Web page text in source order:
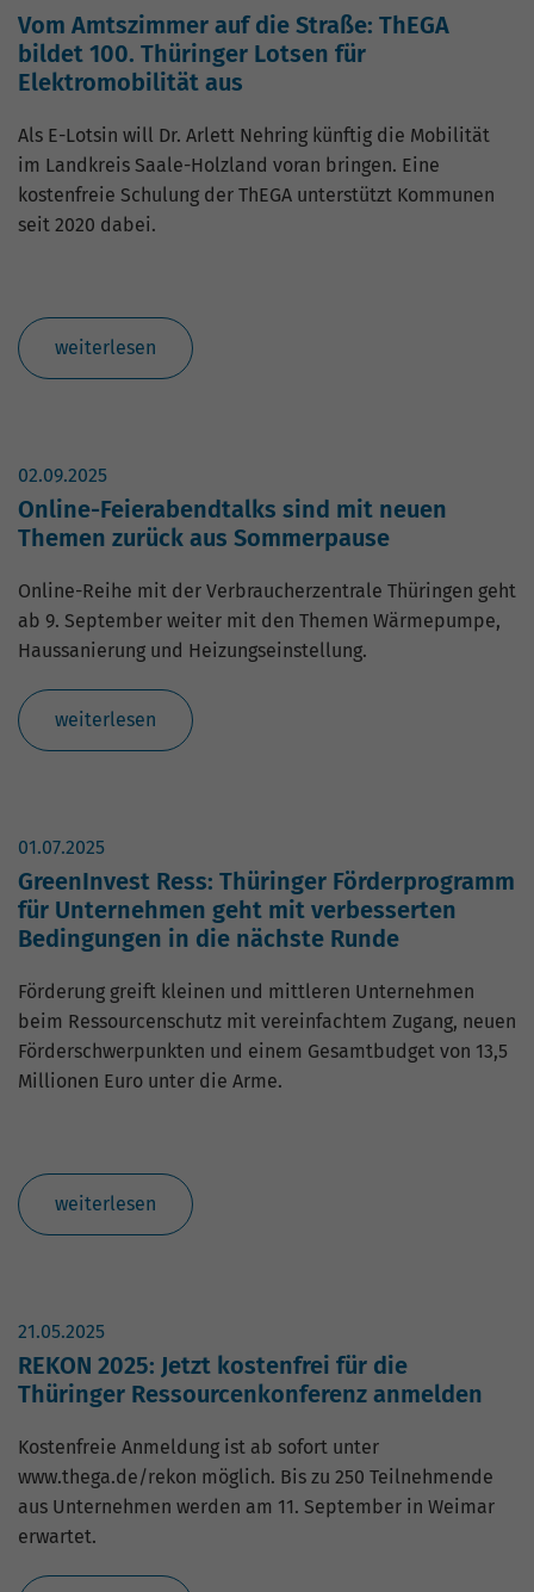
Vom Amtszimmer auf die Straße: ThEGA
bildet 100. Thüringer Lotsen für
Elektromobilität aus
Als E-Lotsin will Dr. Arlett Nehring künftig die Mobilität
im Landkreis Saale-Holzland voran bringen. Eine
kostenfreie Schulung der ThEGA unterstützt Kommunen
seit 2020 dabei.
weiterlesen
02.09.2025
Online-Feierabendtalks sind mit neuen
Themen zurück aus Sommerpause
Online-Reihe mit der Verbraucherzentrale Thüringen geht
ab 9. September weiter mit den Themen Wärmepumpe,
Haussanierung und Heizungseinstellung.
weiterlesen
01.07.2025
GreenInvest Ress: Thüringer Förderprogramm
für Unternehmen geht mit verbesserten
Bedingungen in die nächste Runde
Förderung greift kleinen und mittleren Unternehmen
beim Ressourcenschutz mit vereinfachtem Zugang, neuen
Förderschwerpunkten und einem Gesamtbudget von 13,5
Millionen Euro unter die Arme.
weiterlesen
21.05.2025
REKON 2025: Jetzt kostenfrei für die
Thüringer Ressourcenkonferenz anmelden
Kostenfreie Anmeldung ist ab sofort unter
www.thega.de/rekon möglich. Bis zu 250 Teilnehmende
aus Unternehmen werden am 11. September in Weimar
erwartet.